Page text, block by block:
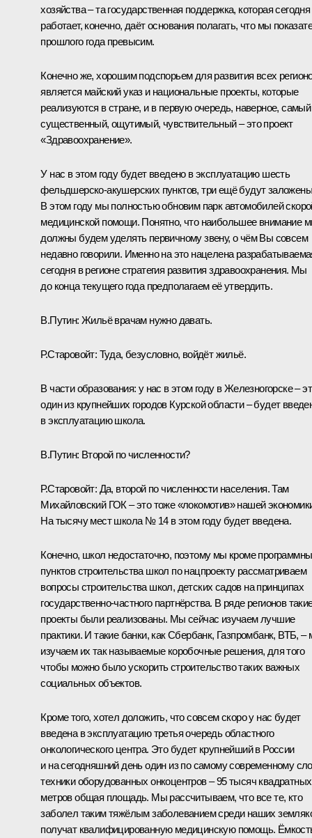
хозяйства – та государственная поддержка, которая сегодня
работает, конечно, даёт основания полагать, что мы
прошлого года превысим.
Конечно же, хорошим подспорьем для развития всех
является майский указ и национальные проекты, которые
реализуются в стране, и в первую очередь, наверное, самый
существенный, ощутимый, чувствительный – это проект
«Здравоохранение».
У нас в этом году будет введено в эксплуатацию шесть
фельдшерско‑акушерских пунктов, три ещё будут
В этом году мы полностью обновим парк автомобилей
медицинской помощи. Понятно, что наибольшее внимание
должны будем уделять первичному звену, о чём Вы совсем
недавно говорили. Именно на это нацелена
сегодня в регионе стратегия развития здравоохранения. Мы
до конца текущего года предполагаем её утвердить.
В.Путин: Жильё врачам нужно давать.
Р.Старовойт: Туда, безусловно, войдёт жильё.
В части образования: у нас в этом году в Железногорске –
один из крупнейших городов Курской области – будет
в эксплуатацию школа.
В.Путин: Второй по численности?
Р.Старовойт: Да, второй по численности населения. Там
Михайловский ГОК – это тоже «локомотив» нашей
На тысячу мест школа № 14 в этом году будет введена.
Конечно, школ недостаточно, поэтому мы кроме
пунктов строительства школ по нацпроекту рассматриваем
вопросы строительства школ, детских садов на принципах
государственно‑частного партнёрства. В ряде регионов
проекты были реализованы. Мы сейчас изучаем лучшие
практики. И такие банки, как Сбербанк, Газпромбанк, ВТБ, –
изучаем их так называемые коробочные решения, для того
чтобы можно было ускорить строительство таких важных
социальных объектов.
Кроме того, хотел доложить, что совсем скоро у нас будет
введена в эксплуатацию третья очередь областного
онкологического центра. Это будет крупнейший в России
и на сегодняшний день один из по самому современному
техники оборудованных онкоцентров – 95 тысяч квадратных
метров общая площадь. Мы рассчитываем, что все те, кто
заболел таким тяжёлым заболеванием среди наших
получат квалифицированную медицинскую помощь.